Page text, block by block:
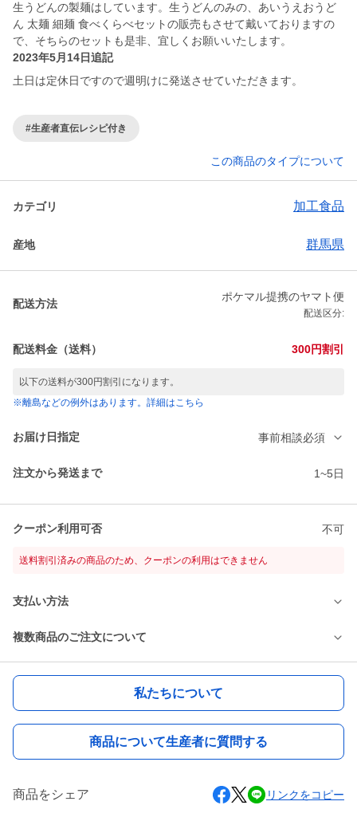
生うどんの製麺はしています。生うどんのみの、あいうえおうど
ん 太麺 細麺 食べくらべセットの販売もさせて戴いておりますの
で、そちらのセットも是非、宜しくお願いいたします。
2023年5月14日追記
土日は定休日ですので週明けに発送させていただきます。
#生産者直伝レシピ付き
この商品のタイプについて
カテゴリ 加工食品
産地 群馬県
配送方法
ポケマル提携のヤマト便
配送区分:
配送料金（送料） 300円割引
以下の送料が300円割引になります。
※離島などの例外はあります。詳細はこちら
お届け日指定 事前相談必須
注文から発送まで 1~5日
クーポン利用可否 不可
送料割引済みの商品のため、クーポンの利用はできません
支払い方法
複数商品のご注文について
私たちについて
商品について生産者に質問する
商品をシェア リンクをコピー